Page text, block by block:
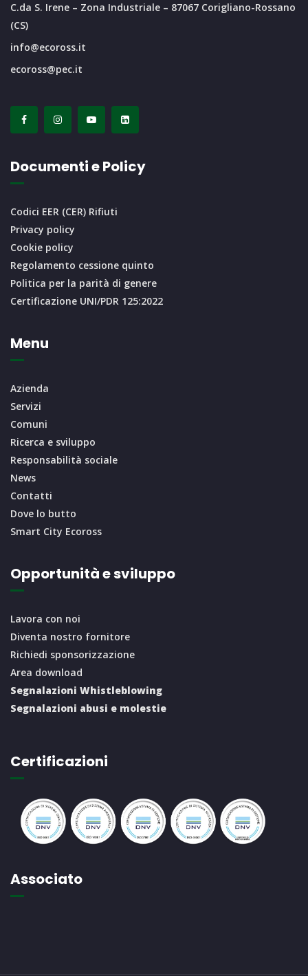
C.da S. Irene – Zona Industriale – 87067 Corigliano-Rossano
(CS)
info@ecoross.it
ecoross@pec.it
Documenti e Policy
Codici EER (CER) Rifiuti
Privacy policy
Cookie policy
Regolamento cessione quinto
Politica per la parità di genere
Certificazione UNI/PDR 125:2022
Menu
Azienda
Servizi
Comuni
Ricerca e sviluppo
Responsabilità sociale
News
Contatti
Dove lo butto
Smart City Ecoross
Opportunità e sviluppo
Lavora con noi
Diventa nostro fornitore
Richiedi sponsorizzazione
Area download
Segnalazioni Whistleblowing
Segnalazioni abusi e molestie
Certificazioni
Associato